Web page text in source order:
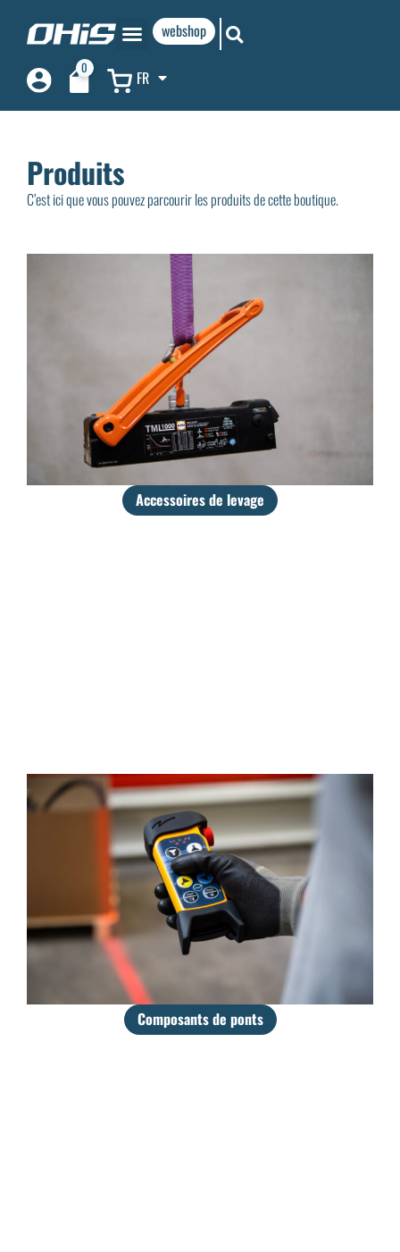
webshop
0 FR
Produits
C’est ici que vous pouvez parcourir les produits de cette boutique.
Accessoires de levage
Composants de ponts